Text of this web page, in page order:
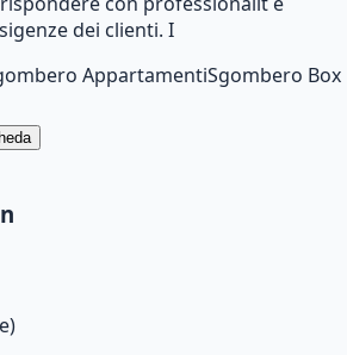
dei clienti. I
AppartamentiSgombero Box